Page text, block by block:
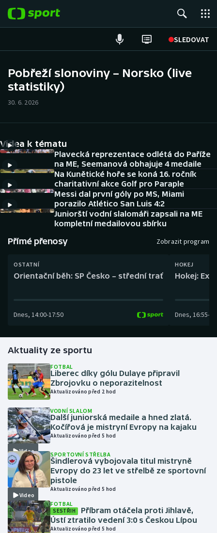
SLEDOVAT
Hokej
Cyklistika
DALŠÍ SPORTY
Americký fotbal
Baseball a softbal
Basketbal
Biatlon
Box
Curling
Dostihy
Florbal
Futsal
Golf
Gymnastika
Házená
Jezdectví
Judo
NEPŘEHLÉDNĚTE
Historické návraty
Aplikace ČT sport
Pobřeží slonoviny – Norsko (live
statistiky)
30. 6. 2026
Videa k tématu
Plavecká reprezentace odlétá do Paříže
na ME, Seemanová obhajuje 4 medaile
Na Kunětické hoře se koná 16. ročník
charitativní akce Golf pro Paraple
Messi dal první góly po MS, Miami
porazilo Atlético San Luis 4:2
Juniorští vodní slalomáři zapsali na ME
kompletní medailovou sbírku
Přímé přenosy Zobrazit program
OSTATNÍ
Orientační běh: SP Česko – střední trať
Dnes, 14:00-17:50
HOKEJ
Hokej:
Dnes, 16:55-
Aktuality ze sportu
FOTBAL
Liberec díky gólu Dulaye připravil
Zbrojovku o neporazitelnost
Aktualizováno před 2 hod
Video
VODNÍ SLALOM
Další juniorská medaile a hned zlatá.
Kočířová je mistryní Evropy na kajaku
Aktualizováno před 5 hod
Video
SPORTOVNÍ STŘELBA
Šindlerová vybojovala titul mistryně
Evropy do 23 let ve střelbě ze sportovní
pistole
Aktualizováno před 5 hod
FOTBAL
SESTŘIH
Příbram otáčela proti Jihlavě,
Ústí ztratilo vedení 3:0 s Českou Lípou
Aktualizováno před 5 hod